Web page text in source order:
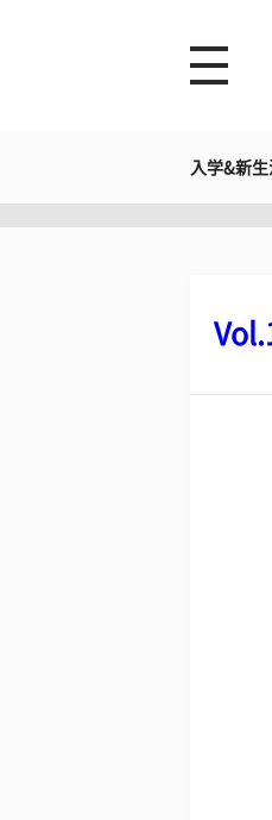
入学&新生